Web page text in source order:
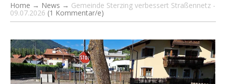
Home → News → Gemeinde Sterzing verbessert Straßennetz -
09.07.2026 (1 Kommentar/e)